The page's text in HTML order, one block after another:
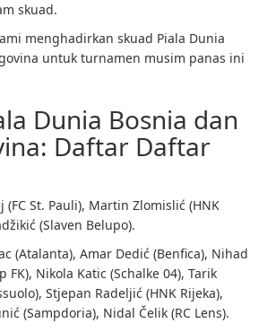
skuad.
menghadirkan skuad Piala Dunia
untuk turnamen musim panas ini
Dunia Bosnia dan
Daftar Daftar
(FC St. Pauli), Martin Zlomislić (HNK
(Slaven Belupo).
(Atalanta), Amar Dedić (Benfica), Nihad
FK), Nikola Katic (Schalke 04), Tarik
Stjepan Radeljić (HNK Rijeka),
(Sampdoria), Nidal Čelik (RC Lens).